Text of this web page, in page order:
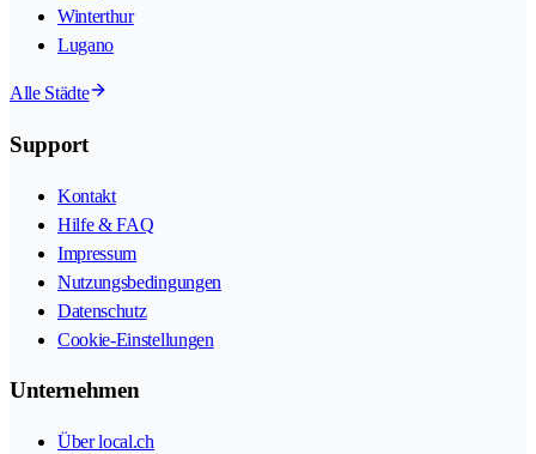
Winterthur
Lugano
Alle Städte
Support
Kontakt
Hilfe & FAQ
Impressum
Nutzungsbedingungen
Datenschutz
Cookie-Einstellungen
Unternehmen
Über local.ch